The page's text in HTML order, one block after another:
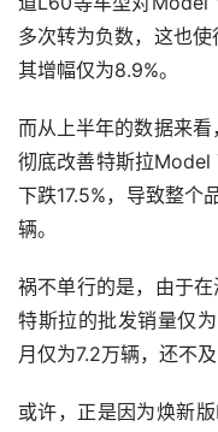
多次转为负数，这也
其增幅仅为8.9%。
而从上半年的数据来
彻底改善特斯拉Model
下跌17.5%，导致整个
辆。
祸不单行的是，由于
特斯拉的批发销量仅
月仅为7.2万辆，还不及
或许，正是因为焕新